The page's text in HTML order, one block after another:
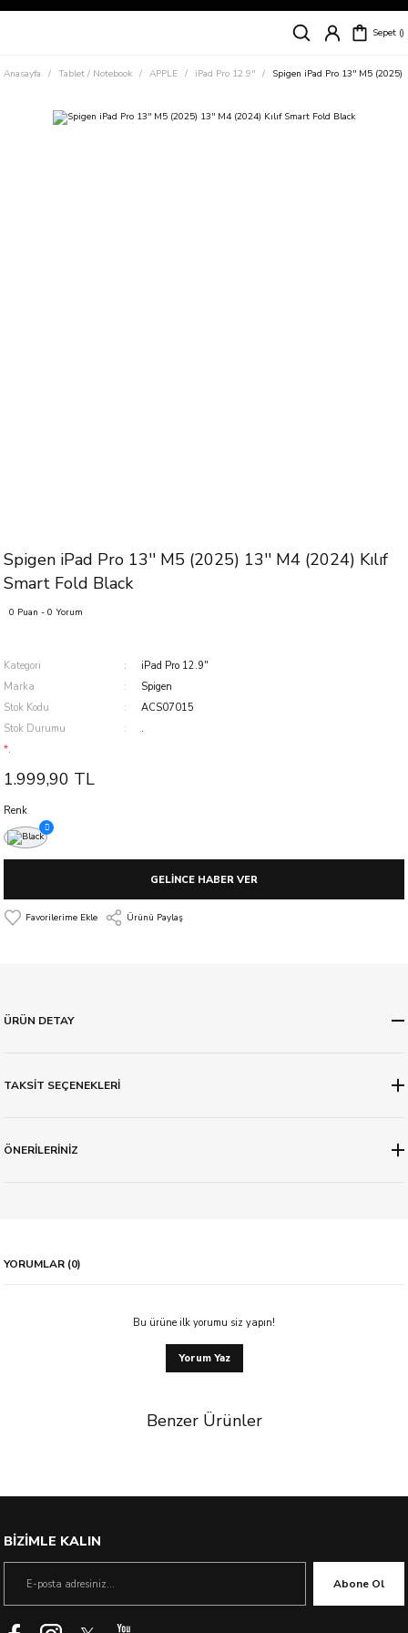
Siparişleriniz
Sepet
Anasayfa Tablet / Notebook APPLE iPad Pro 12.9'' Spigen iPad Pro 13'' M5 (2025)
Spigen iPad Pro 13'' M5 (2025) 13'' M4 (2024) Kılıf
Smart Fold Black
0 Puan - 0 Yorum
Kategori
iPad Pro 12.9''
Marka
Spigen
Stok Kodu
ACS07015
Stok Durumu
.
*.
1.999,90 TL
Renk
GELİNCE HABER VER
Ürünü Paylaş
ÜRÜN DETAY
TAKSİT SEÇENEKLERİ
ÖNERİLERİNİZ
YORUMLAR (0)
Bu ürüne ilk yorumu siz yapın!
Yorum Yaz
Benzer Ürünler
BİZİMLE KALIN
Abone Ol